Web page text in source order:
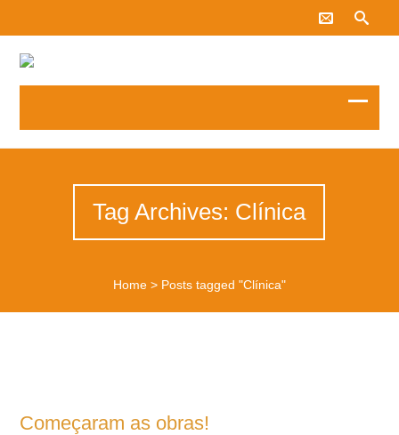
Tag Archives: Clínica
Home> Posts tagged "Clínica"
Começaram as obras!